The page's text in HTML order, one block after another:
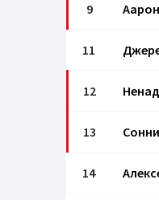
9
11
12
13
14